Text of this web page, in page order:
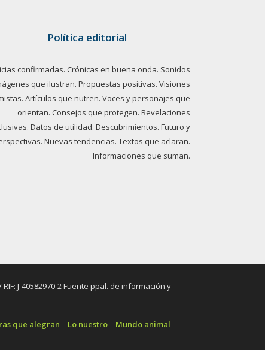
Política editorial
confirmadas. Crónicas en buena onda. Sonidos
que ilustran. Propuestas positivas. Visiones
Artículos que nutren. Voces y personajes que
orientan. Consejos que protegen. Revelaciones
Datos de utilidad. Descubrimientos. Futuro y
Nuevas tendencias. Textos que aclaran.
Informaciones que suman.
J-40582970-2 Fuente ppal. de información y
que alegran Lo nuestro
Mundo animal